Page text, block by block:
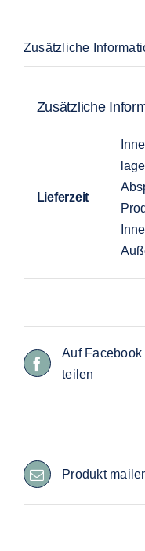
Zusätzliche
Zusätzliche
Lieferzeit
Auf Facebook
teilen
Produkt